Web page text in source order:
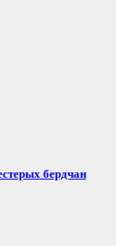
бердчан